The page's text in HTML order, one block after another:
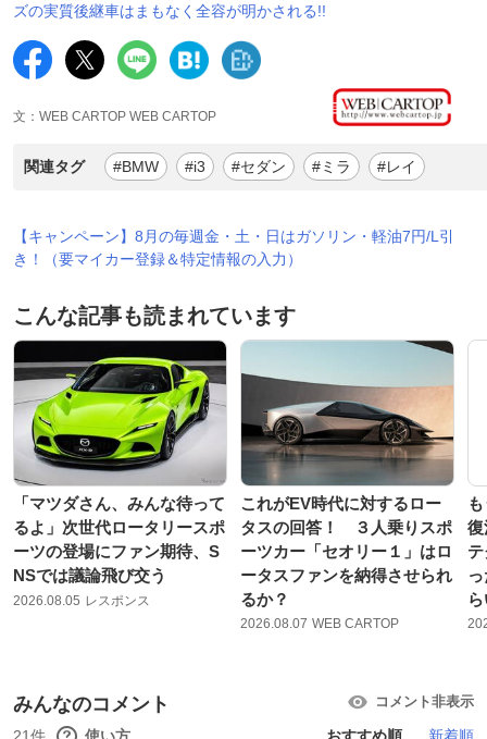
ズの実質後継車はまもなく全容が明かされる!!
文：WEB CARTOP WEB CARTOP
関連タグ #BMW #i3 #セダン #ミラ #レイ
【キャンペーン】8月の毎週金・土・日はガソリン・軽油7円/L引
き！（要マイカー登録＆特定情報の入力）
こんな記事も読まれています
「マツダさん、みんな待って
るよ」次世代ロータリースポ
ーツの登場にファン期待、S
NSでは議論飛び交う
2026.08.05 レスポンス
これがEV時代に対するロー
タスの回答！ ３人乗りスポ
ーツカー「セオリー１」はロ
ータスファンを納得させられ
るか？
2026.08.07 WEB CARTOP
みんなのコメント コメント非表示